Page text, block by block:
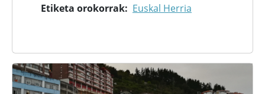
Etiketa orokorrak Euskal Herria